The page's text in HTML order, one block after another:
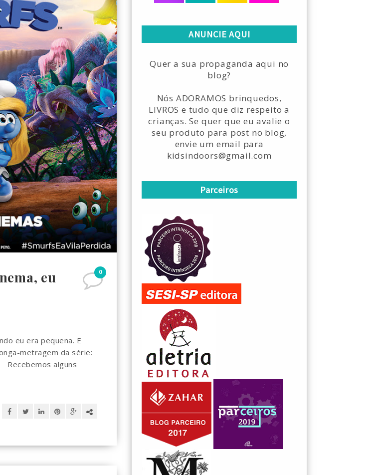
0
eu
eu era pequena. E
metragem da série:
Recebemos alguns
ANUNCIE AQUI
Quer a sua propaganda aqui no
blog?
Nós ADORAMOS brinquedos,
LIVROS e tudo que diz respeito a
crianças. Se quer que eu avalie o
seu produto para post no blog,
envie um email para
kidsindoors@gmail.com
Parceiros